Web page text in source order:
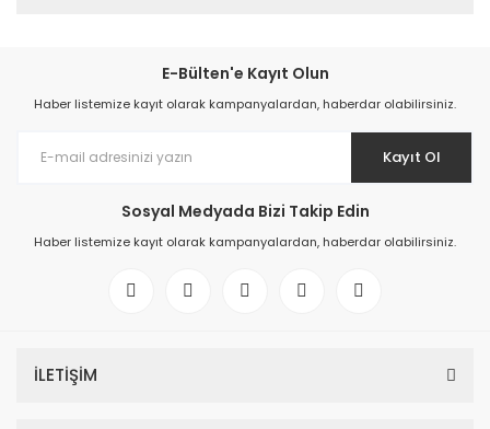
E-Bülten'e Kayıt Olun
Haber listemize kayıt olarak kampanyalardan, haberdar olabilirsiniz.
Kayıt Ol
Sosyal Medyada Bizi Takip Edin
Haber listemize kayıt olarak kampanyalardan, haberdar olabilirsiniz.
İLETİŞİM